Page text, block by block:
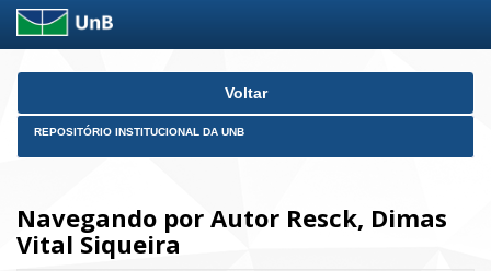
Skip
Voltar
REPOSITÓRIO INSTITUCIONAL DA UNB
Navegando por Autor Resck, Dimas
Vital Siqueira